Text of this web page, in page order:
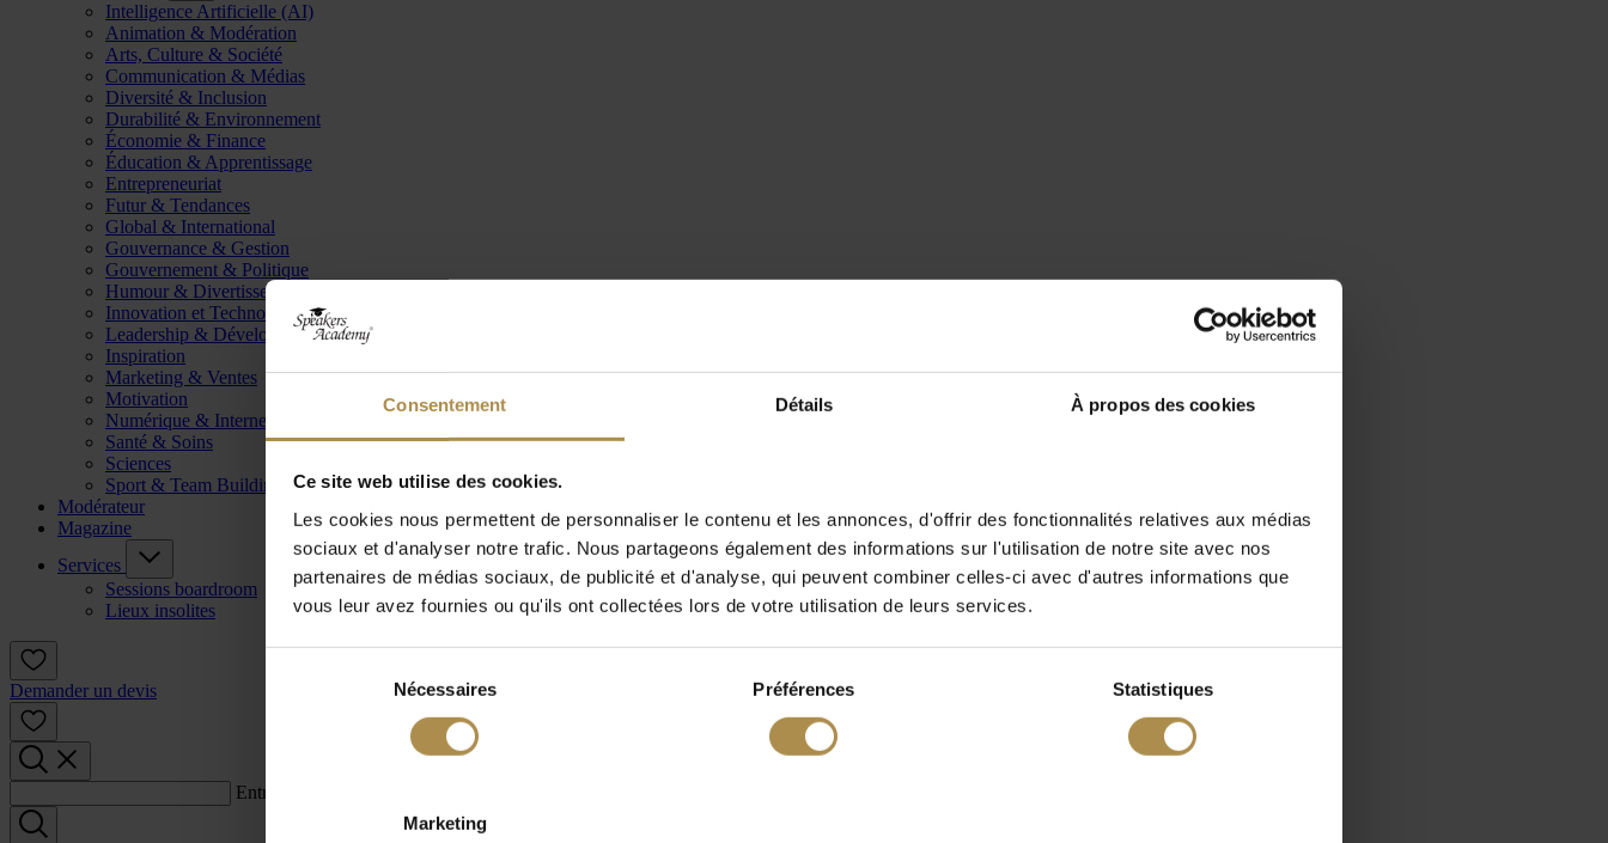
Consentement Détails À propos des cookies
Ce site web utilise des cookies.
Les cookies nous permettent de personnaliser le contenu et les annonces, d'offrir des fonctionnalités relatives aux médias
sociaux et d'analyser notre trafic. Nous partageons également des informations sur l'utilisation de notre site avec nos
partenaires de médias sociaux, de publicité et d'analyse, qui peuvent combiner celles-ci avec d'autres informations que
vous leur avez fournies ou qu'ils ont collectées lors de votre utilisation de leurs services.
Nécessaires Préférences Statistiques
Marketing
Intelligence Artificielle (AI)
Animation & Modération
Arts, Culture & Société
Communication & Médias
Diversité & Inclusion
Durabilité & Environnement
Économie & Finance
Éducation & Apprentissage
Entrepreneuriat
Futur & Tendances
Global & International
Gouvernance & Gestion
Gouvernement & Politique
Humour & Divertissement
Innovation et Technologie
Leadership & Développement
Inspiration
Marketing & Ventes
Motivation
Numérique & Internet
Santé & Soins
Sciences
Sport & Team Building
Modérateur
Magazine
Services
Sessions boardroom
Lieux insolites
Demander un devis
Entrez un terme de recherche :